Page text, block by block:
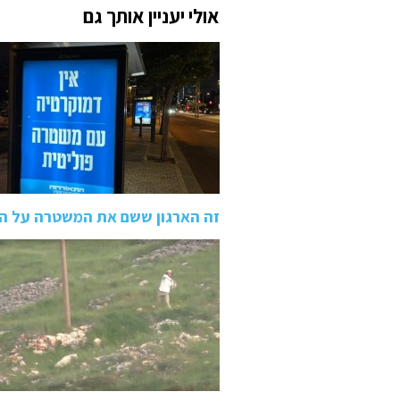
אולי יעניין אותך גם
זה הארגון ששם את המשטרה על